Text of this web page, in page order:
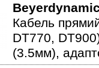
Кабель
DT770,
(3.5мм),